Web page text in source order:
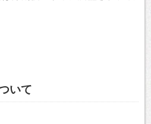
いて